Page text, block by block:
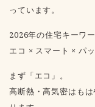
っています。
2026年の住宅キーワ
エコ × スマート × パッ
まず「エコ」。
高断熱・高気密はも